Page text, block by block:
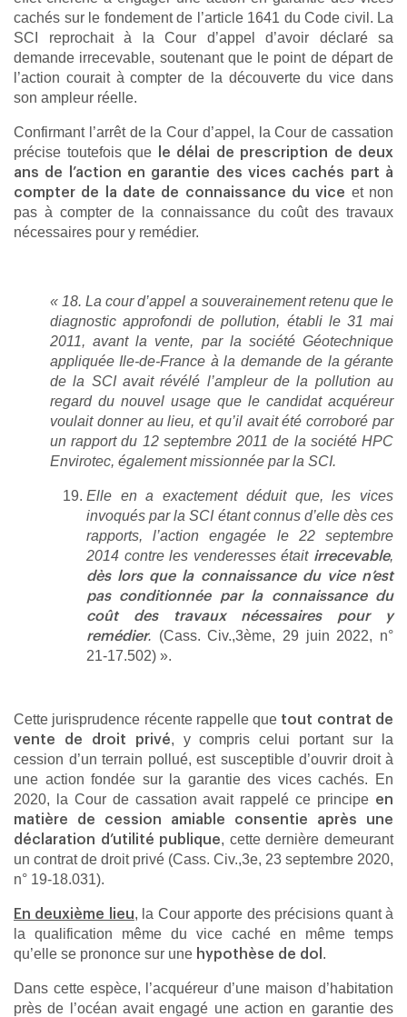
cachés sur le fondement de l’article 1641 du Code civil. La
SCI reprochait à la Cour d’appel d’avoir déclaré sa
demande irrecevable, soutenant que le point de départ de
l’action courait à compter de la découverte du vice dans
son ampleur réelle.
Confirmant l’arrêt de la Cour d’appel, la Cour de cassation
précise toutefois que
le délai de prescription de deux
ans de l’action en garantie des vices cachés part à
compter de la date de connaissance du vice et non
pas à compter de la connaissance du coût des travaux
nécessaires pour y remédier.
« 18. La cour d’appel a souverainement retenu que le
diagnostic approfondi de pollution, établi le 31 mai
2011, avant la vente, par la société Géotechnique
appliquée Ile-de-France à la demande de la gérante
de la SCI avait révélé l’ampleur de la pollution au
regard du nouvel usage que le candidat acquéreur
voulait donner au lieu, et qu’il avait été corroboré par
un rapport du 12 septembre 2011 de la société HPC
Envirotec, également missionnée par la SCI.
Elle en a exactement déduit que, les vices
invoqués par la SCI étant connus d’elle dès ces
rapports, l’action engagée le 22 septembre
2014 contre les venderesses était irrecevable,
dès lors que la connaissance du vice n’est
pas conditionnée par la connaissance du
coût des travaux nécessaires pour y
remédier. (Cass. Civ.,3ème, 29 juin 2022, n°
21-17.502) ».
Cette jurisprudence récente rappelle que tout contrat de
vente de droit privé, y compris celui portant sur la
cession d’un terrain pollué, est susceptible d’ouvrir droit à
une action fondée sur la garantie des vices cachés. En
2020, la Cour de cassation avait rappelé ce principe en
matière de cession amiable consentie après une
déclaration d’utilité publique, cette dernière demeurant
un contrat de droit privé (Cass. Civ.,3e, 23 septembre 2020,
n° 19-18.031).
En deuxième lieu, la Cour apporte des précisions quant à
la qualification même du vice caché en même temps
qu’elle se prononce sur une hypothèse de dol .
Dans cette espèce, l’acquéreur d’une maison d’habitation
près de l’océan avait engagé une action en garantie des